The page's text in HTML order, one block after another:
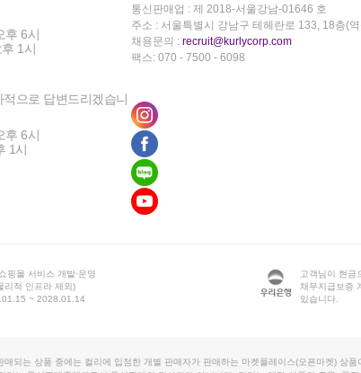
후 6시
1시
으로 답변드리겠습니
후 6시
1시
통신판매업 : 제 2018-서울강남-01646 호
주소 : 서울특별시 강남구 테헤란로 133, 18층(
채용문의 : recruit@kurlycorp.com
팩스: 070 - 7500 - 6098
핑몰 서비스 개발·운영
리적 인프라 제외)
~ 2028.01.14
고객님이 현금
채무지급보증
있습니다.
매되는 상품 중에는 컬리에 입점한 개별 판매자가 판매하는 마켓플레이스(오픈마켓) 상품